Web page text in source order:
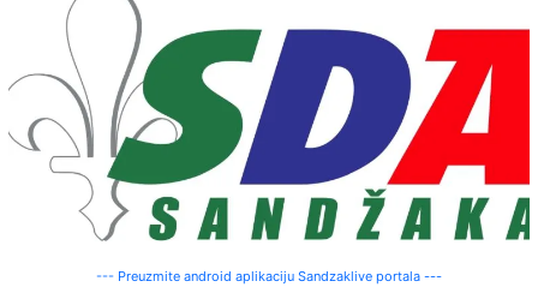
--- Preuzmite android aplikaciju Sandzaklive portala ---